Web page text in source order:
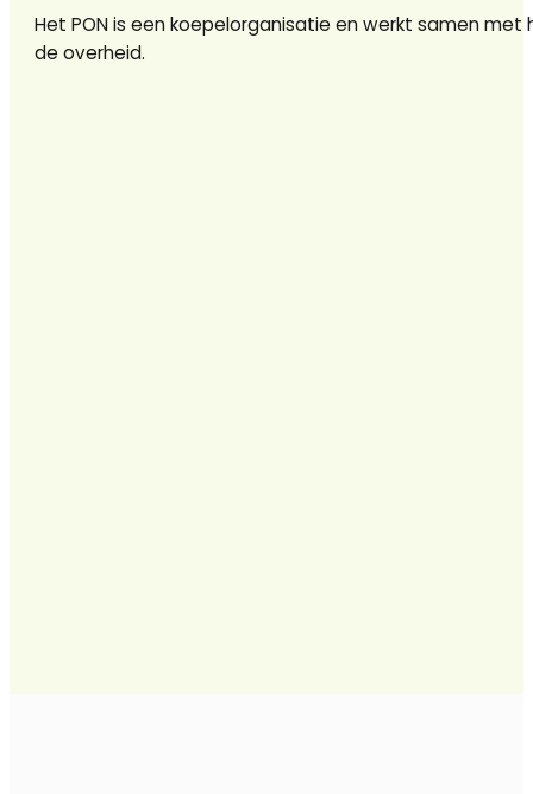
Het PON is een koepelorganisatie en werkt samen
de overheid.